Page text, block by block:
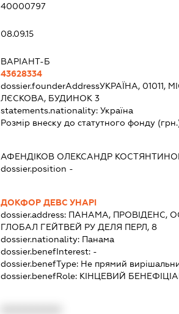
40000797
08.09.15
ВАРІАНТ-Б
43628334
dossier.founderAddressУКРАЇНА, 01011,
ЛЄСКОВА, БУДИНОК 3
statements.nationality: Україна
Розмір внеску до статутного фонду
АФЕНДІКОВ ОЛЕКСАНДР
dossier.position -
ДОКФОР ДЕВС УНАРІ
dossier.address: ПАНАМА, ПРОВІДЕНС,
ГЛОБАЛ ГЕЙТВЕЙ РУ ДЕЛЯ ПЕРЛ, 8
dossier.nationality: Панама
dossier.benefInterest: -
dossier.benefType: Не прямий
dossier.benefRole: КІНЦЕВИЙ